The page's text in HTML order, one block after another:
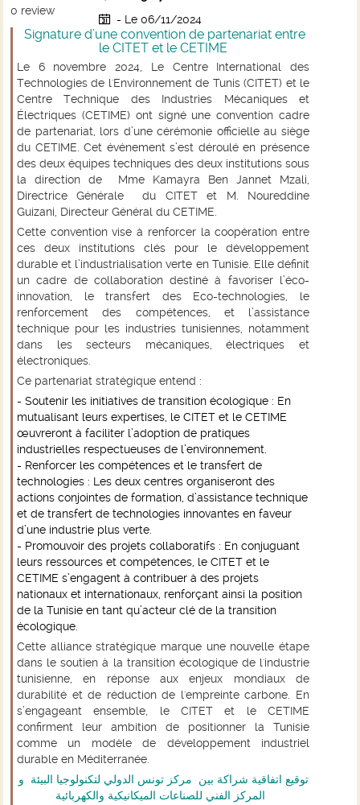
0 review
- Le 06/11/2024
Signature d’une convention de partenariat entre
le CITET et le CETIME
Le 6 novembre 2024, Le Centre International des
Technologies de l'Environnement de Tunis (CITET) et le
Centre Technique des Industries Mécaniques et
Électriques (CETIME) ont signé une convention cadre
de partenariat, lors d’une cérémonie officielle au siège
du CETIME. Cet événement s’est déroulé en présence
des deux équipes techniques des deux institutions sous
la direction de Mme Kamayra Ben Jannet Mzali,
Directrice Générale du CITET et M. Noureddine
Guizani, Directeur Général du CETIME.
Cette convention vise à renforcer la coopération entre
ces deux institutions clés pour le développement
durable et l’industrialisation verte en Tunisie. Elle définit
un cadre de collaboration destiné à favoriser l’éco-
innovation, le transfert des Eco-technologies, le
renforcement des compétences, et l’assistance
technique pour les industries tunisiennes, notamment
dans les secteurs mécaniques, électriques et
électroniques.
Ce partenariat stratégique entend :
- Soutenir les initiatives de transition écologique : En
mutualisant leurs expertises, le CITET et le CETIME
œuvreront à faciliter l’adoption de pratiques
industrielles respectueuses de l’environnement.
- Renforcer les compétences et le transfert de
technologies : Les deux centres organiseront des
actions conjointes de formation, d’assistance technique
et de transfert de technologies innovantes en faveur
d’une industrie plus verte.
- Promouvoir des projets collaboratifs : En conjuguant
leurs ressources et compétences, le CITET et le
CETIME s’engagent à contribuer à des projets
nationaux et internationaux, renforçant ainsi la position
de la Tunisie en tant qu’acteur clé de la transition
écologique.
Cette alliance stratégique marque une nouvelle étape
dans le soutien à la transition écologique de l'industrie
tunisienne, en réponse aux enjeux mondiaux de
durabilité et de réduction de l'empreinte carbone. En
s’engageant ensemble, le CITET et le CETIME
confirment leur ambition de positionner la Tunisie
comme un modèle de développement industriel
durable en Méditerranée.
توقيع اتفاقية شراكة بين
مركز تونس الدولي لتكنولوجيا البيئة
و